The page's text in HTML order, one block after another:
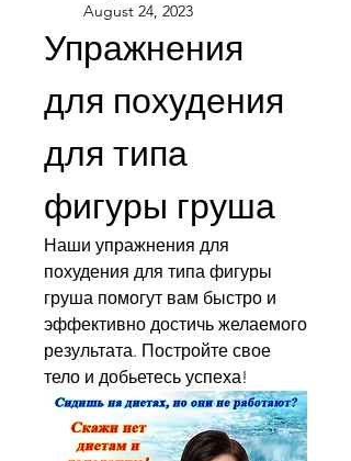
August 24, 2023
Упражнения
для похудения
для типа
фигуры груша
Наши упражнения для
похудения для типа фигуры
груша помогут вам быстро и
эффективно достичь желаемого
результата. Постройте свое
тело и добьетесь успеха!